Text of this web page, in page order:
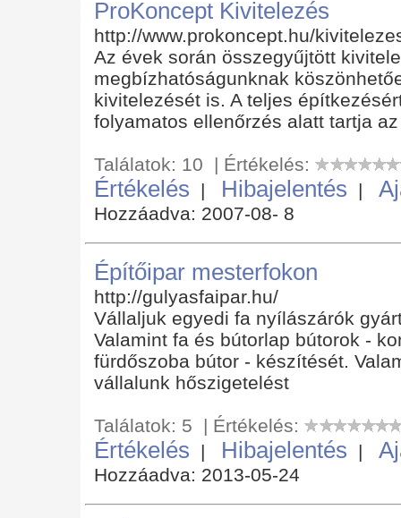
ProKoncept Kivitelezés
http://www.prokoncept.hu/
Az évek során összegyűjtött
megbízhatóságunknak
kivitelezését is. A teljes
folyamatos ellenőrzés alatt tartja az
Találatok: 10 | Értékelés:
Értékelés | Hibajelentés |
Hozzáadva: 2007-08- 8
Építőipar mesterfokon
http://gulyasfaipar.hu/
Vállaljuk egyedi fa nyílászárók
Valamint fa és bútorlap bútorok -
fürdőszoba bútor - készítését.
vállalunk hőszigetelést
Találatok: 5 | Értékelés:
Értékelés | Hibajelentés |
Hozzáadva: 2013-05-24